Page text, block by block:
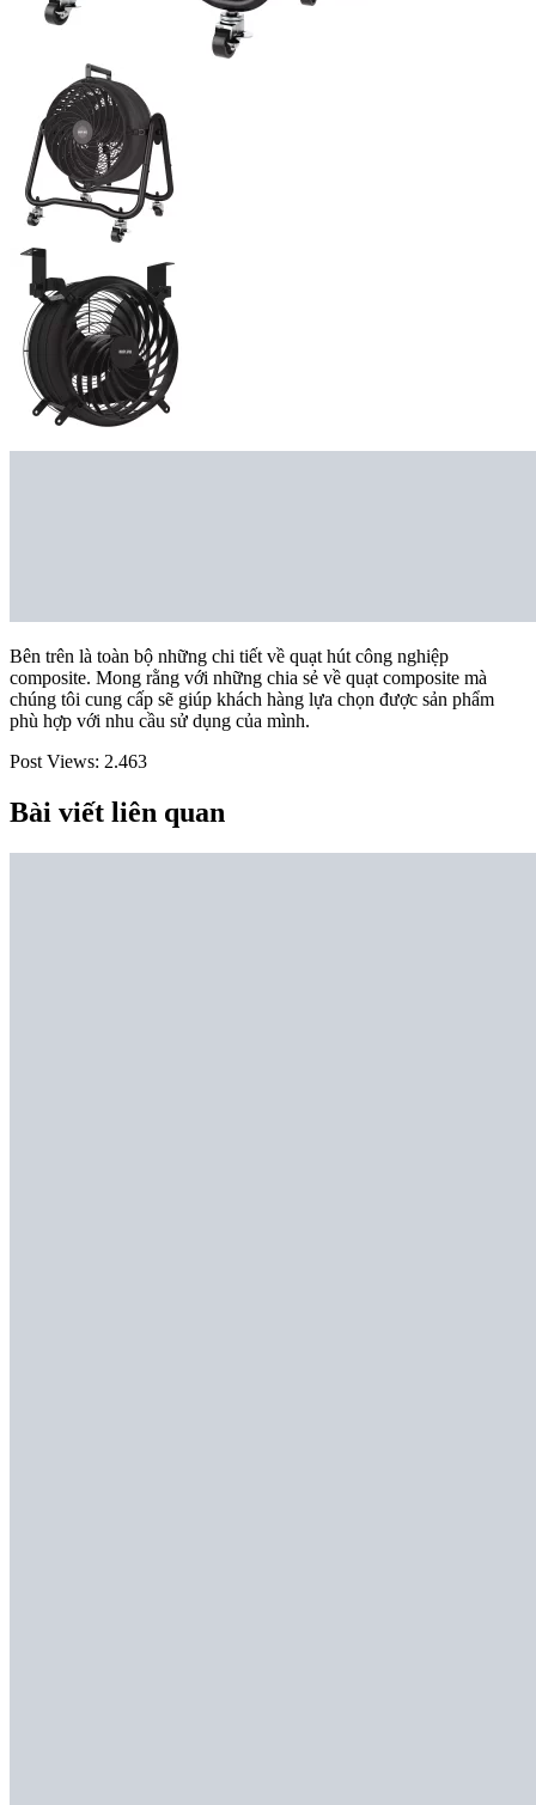
Bên trên là toàn bộ những chi tiết về quạt hút công nghiệp
composite. Mong rằng với những chia sẻ về quạt composite mà
chúng tôi cung cấp sẽ giúp khách hàng lựa chọn được sản phẩm
phù hợp với nhu cầu sử dụng của mình.
Post Views: 2.463
Bài viết liên quan